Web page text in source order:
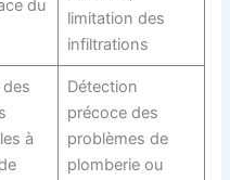
du
limitation des
infiltrations
à
Détection
précoce des
problèmes de
plomberie ou